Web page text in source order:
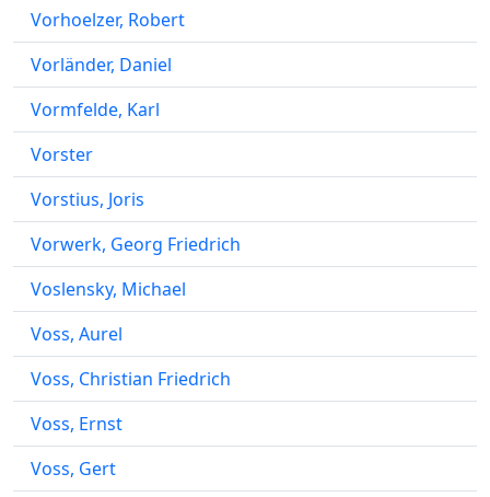
Vorhoelzer, Robert
Vorländer, Daniel
Vormfelde, Karl
Vorster
Vorstius, Joris
Vorwerk, Georg Friedrich
Voslensky, Michael
Voss, Aurel
Voss, Christian Friedrich
Voss, Ernst
Voss, Gert